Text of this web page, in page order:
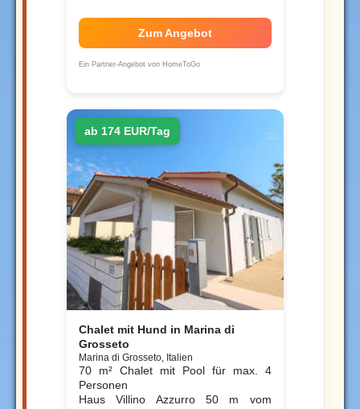
Zum Angebot
Ein Partner-Angebot von HomeToGo
ab 174 EUR/Tag
Chalet mit Hund in Marina di
Grosseto
Marina di Grosseto, Italien
70 m² Chalet mit Pool für max. 4
Personen
Haus Villino Azzurro 50 m vom